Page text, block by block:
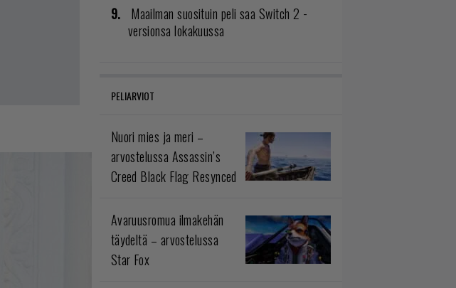
Maailman suosituin peli saa Switch 2 -
versionsa lokakuussa
PELIARVIOT
Nuori mies ja meri –
arvostelussa Assassin’s
Creed Black Flag Resynced
Avaruusromua ilmakehän
täydeltä – arvostelussa
Star Fox